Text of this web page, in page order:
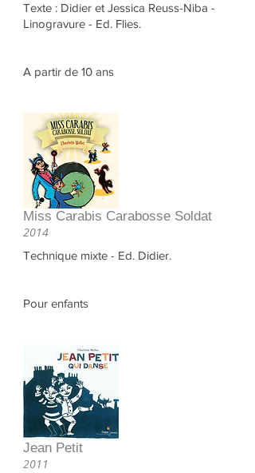
Texte : Didier et Jessica Reuss-Niba -
Linogravure - Ed. Flies.
A partir de 10 ans
Miss Carabis Carabosse Soldat
2014
Technique mixte - Ed. Didier.
Pour enfants
Jean Petit
2011